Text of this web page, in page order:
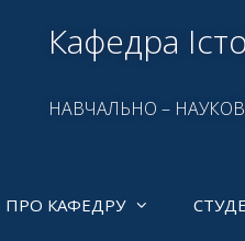
Кафедра
НАВЧАЛЬНО –
ПРО КАФЕДРУ